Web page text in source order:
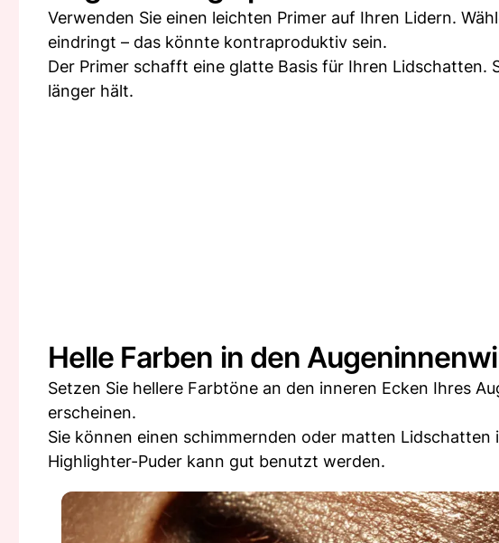
Verwenden Sie einen leichten Primer auf Ihren Lidern.
eindringt – das könnte kontraproduktiv sein.
Der Primer schafft eine glatte Basis für Ihren Lidschatten.
länger hält.
Helle Farben in den
Setzen Sie hellere Farbtöne an den inneren Ecken Ihres
erscheinen.
Sie können einen schimmernden oder matten
Highlighter-Puder kann gut benutzt werden.